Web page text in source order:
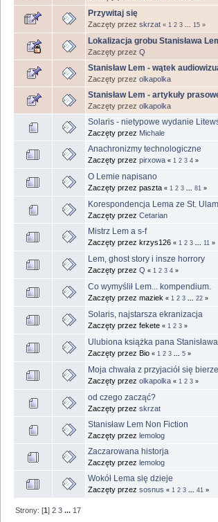
Przywitaj się
Zaczęty przez skrzat « 1 2 3 ... 15 »
Lokalizacja grobu Stanisława
Zaczęty przez Q
Stanisław Lem - wątek
Zaczęty przez olkapolka
Stanisław Lem - artykuły
Zaczęty przez olkapolka
Solaris - nietypowe wydanie
Zaczęty przez Michale
Anachronizmy technologiczne
Zaczęty przez pirxowa « 1 2 3 4 »
O Lemie napisano
Zaczęty przez paszta « 1 2 3 ... 81 »
Korespondencja Lema ze St.
Zaczęty przez Cetarian
Mistrz Lem a s-f
Zaczęty przez krzys126 « 1 2 3 ... 11 »
Lem, ghost story i insze horrory
Zaczęty przez Q « 1 2 3 4 »
Co wymyślił Lem... kompendium.
Zaczęty przez maziek « 1 2 3 ... 22 »
Solaris, najstarsza ekranizacja
Zaczęty przez fekete « 1 2 3 »
Ulubiona książka pana Stanisława
Zaczęty przez Bio « 1 2 3 ... 5 »
Moja chwała z przyjaciół się
Zaczęty przez olkapolka « 1 2 3 »
od czego zacząć?
Zaczęty przez skrzat
Stanisław Lem Non Fiction
Zaczęty przez lemolog
Zaczarowana historja
Zaczęty przez lemolog
Wokół Lema się dzieje
Zaczęty przez sosnus « 1 2 3 ... 41 »
Strony: [1]2 3 ... 17